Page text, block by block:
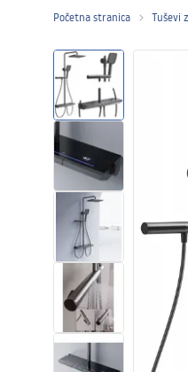
Tuš vrata
Tuš Kanalice
WC školjke
Umivaonici
Kade i paravani
Početna stranica Tuševi